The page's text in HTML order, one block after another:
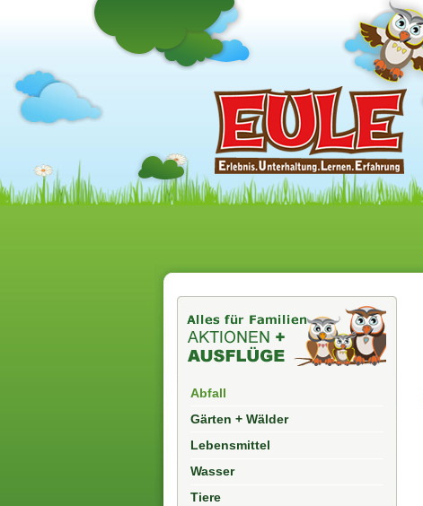
Abfall
Gärten + Wälder
Lebensmittel
Wasser
Tiere